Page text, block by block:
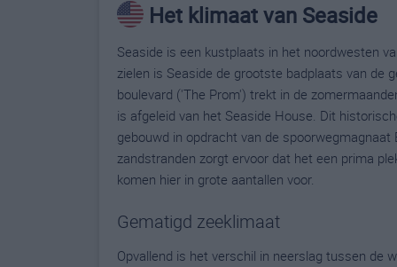
Het klimaat van Seaside
Seaside is een kustplaats in het noordwesten
zielen is Seaside de grootste badplaats van de
boulevard ('The Prom') trekt in de
is afgeleid van het Seaside House. Dit
gebouwd in opdracht van de spoorwegmagnaat
zandstranden zorgt ervoor dat het een prima
komen hier in grote aantallen voor.
Gematigd zeeklimaat
Opvallend is het verschil in neerslag tussen de